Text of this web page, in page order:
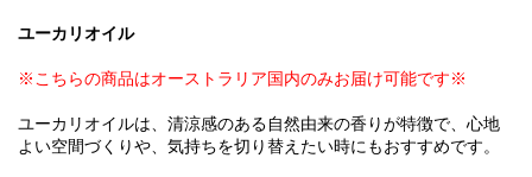
ユーカリオイル
※こちらの商品はオーストラリア国内のみお届け可能です※
ユーカリオイルは、清涼感のある自然由来の香りが特徴で、心地
よい空間づくりや、気持ちを切り替えたい時にもおすすめです。